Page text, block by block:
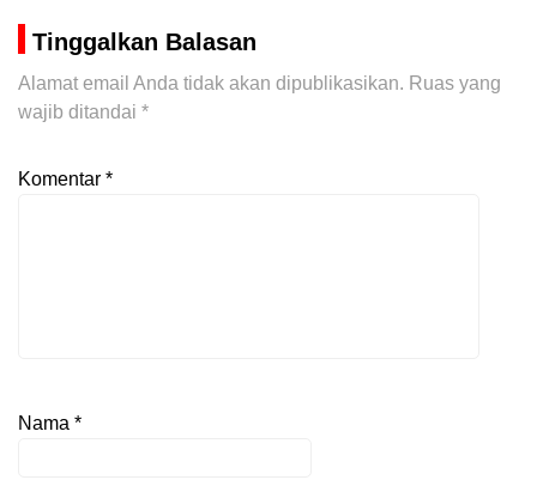
Tinggalkan Balasan
Alamat email Anda tidak akan dipublikasikan. Ruas yang
wajib ditandai *
Komentar *
Nama *